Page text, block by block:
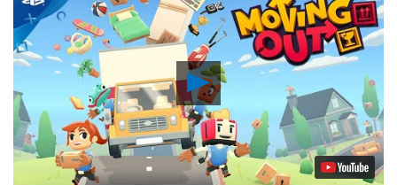
Lancer
la
vidéo